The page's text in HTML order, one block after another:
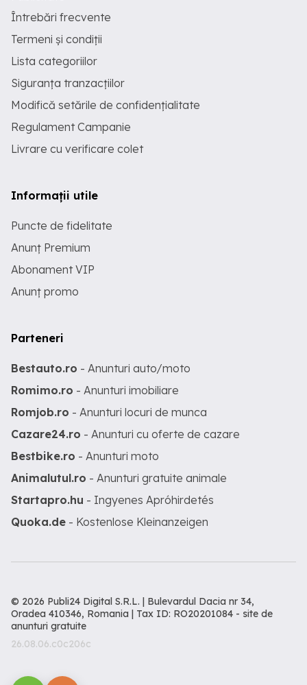
Întrebări frecvente
Termeni și condiții
Lista categoriilor
Siguranța tranzacțiilor
Modifică setările de confidențialitate
Regulament Campanie
Livrare cu verificare colet
Informații utile
Puncte de fidelitate
Anunț Premium
Abonament VIP
Anunț promo
Parteneri
Bestauto.ro - Anunturi auto/moto
Romimo.ro - Anunturi imobiliare
Romjob.ro - Anunturi locuri de munca
Cazare24.ro - Anunturi cu oferte de cazare
Bestbike.ro - Anunturi moto
Animalutul.ro - Anunturi gratuite animale
Startapro.hu - Ingyenes Apróhirdetés
Quoka.de - Kostenlose Kleinanzeigen
© 2026 Publi24 Digital S.R.L. | Bulevardul Dacia nr 34,
Oradea 410346, Romania | Tax ID: RO20201084 - site de
anunturi gratuite
26.08.06.c0c206c